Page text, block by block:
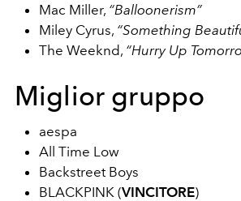
Mac Miller, “Balloonerism”
Miley Cyrus, “Something
The Weeknd, “Hurry Up
Miglior gruppo
aespa
All Time Low
Backstreet Boys
BLACKPINK (VINCITORE)